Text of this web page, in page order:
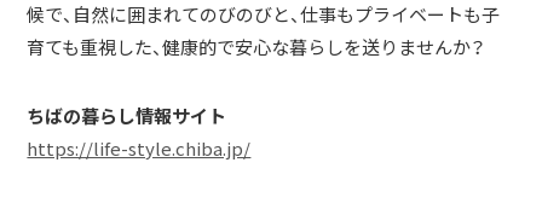
候で、自然に囲まれてのびのびと、仕事もプライベートも子
育ても重視した、健康的で安心な暮らしを送りませんか？
ちばの暮らし情報サイト
https://life-style.chiba.jp/